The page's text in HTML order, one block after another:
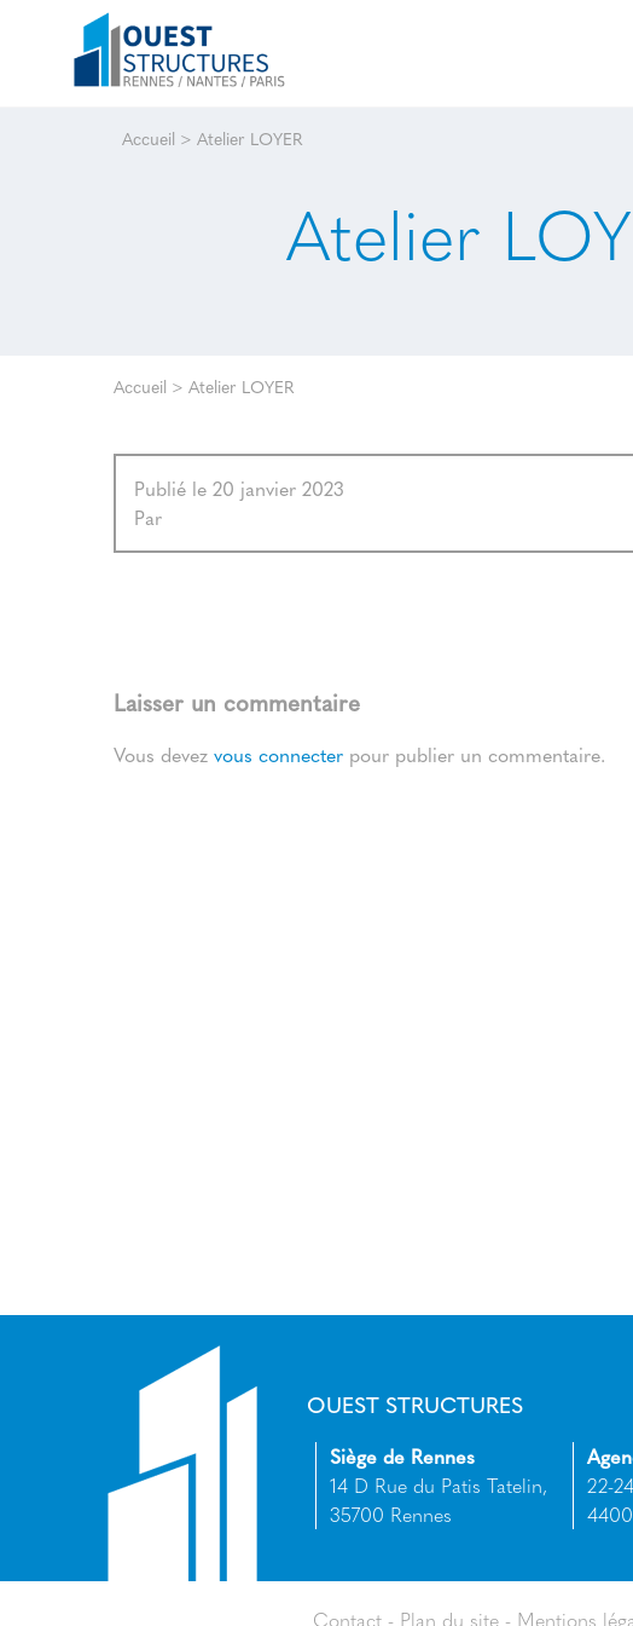
Accueil > Atelier LOYER
Atelier
Accueil > Atelier LOYER
Publié le 20 janvier 2023
Par
Laisser un commentaire
Vous devez vous connecter pour publier un commentaire.
OUEST STRUCTURES
Siège de Rennes
14 D Rue du Patis Tatelin,
35700 Rennes
22-
Contact Plan du site Mentions